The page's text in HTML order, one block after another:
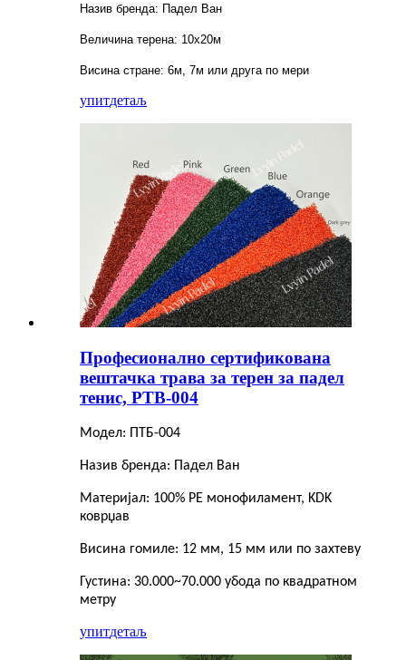
Назив бренда: Падел Ван
Величина терена: 10x20м
Висина стране: 6м, 7м или друга по мери
упитдетаљ
Професионално сертификована
вештачка трава за терен за падел
тенис, PTB-004
Модел: ПТБ-004
Назив бренда: Падел Ван
Материјал: 100% PE монофиламент, KDK
коврџав
Висина гомиле: 12 мм, 15 мм или по захтеву
Густина: 30.000~70.000 убода по квадратном
метру
упитдетаљ